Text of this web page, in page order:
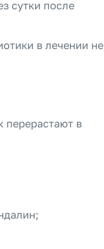
сутки после
в лечении не
перерастают в